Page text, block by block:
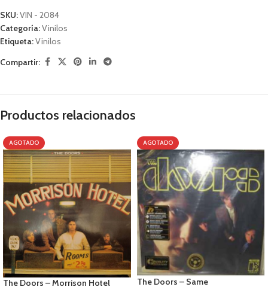
SKU:VIN - 2084
Categoría:Vinilos
Etiqueta:Vinilos
Compartir:
Productos relacionados
AGOTADO
The Doors – Morrison Hotel
AGOTADO
The Doors – Same